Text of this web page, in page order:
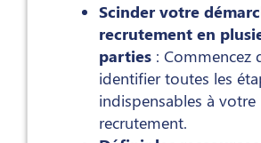
Scinder votre
recrutement en
parties : Commencez
identifier toutes les
indispensables à votre
recrutement.